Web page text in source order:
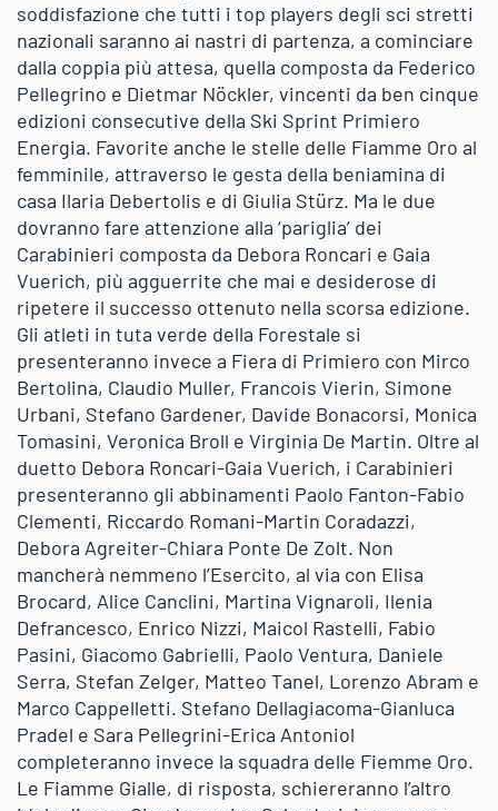
soddisfazione che tutti i top players degli sci stretti
nazionali saranno ai nastri di partenza, a cominciare
dalla coppia più attesa, quella composta da Federico
Pellegrino e Dietmar Nöckler, vincenti da ben cinque
edizioni consecutive della Ski Sprint Primiero
Energia. Favorite anche le stelle delle Fiamme Oro al
femminile, attraverso le gesta della beniamina di
casa Ilaria Debertolis e di Giulia Stürz. Ma le due
dovranno fare attenzione alla ‘pariglia’ dei
Carabinieri composta da Debora Roncari e Gaia
Vuerich, più agguerrite che mai e desiderose di
ripetere il successo ottenuto nella scorsa edizione.
Gli atleti in tuta verde della Forestale si
presenteranno invece a Fiera di Primiero con Mirco
Bertolina, Claudio Muller, Francois Vierin, Simone
Urbani, Stefano Gardener, Davide Bonacorsi, Monica
Tomasini, Veronica Broll e Virginia De Martin. Oltre al
duetto Debora Roncari-Gaia Vuerich, i Carabinieri
presenteranno gli abbinamenti Paolo Fanton-Fabio
Clementi, Riccardo Romani-Martin Coradazzi,
Debora Agreiter-Chiara Ponte De Zolt. Non
mancherà nemmeno l’Esercito, al via con Elisa
Brocard, Alice Canclini, Martina Vignaroli, Ilenia
Defrancesco, Enrico Nizzi, Maicol Rastelli, Fabio
Pasini, Giacomo Gabrielli, Paolo Ventura, Daniele
Serra, Stefan Zelger, Matteo Tanel, Lorenzo Abram e
Marco Cappelletti. Stefano Dellagiacoma-Gianluca
Pradel e Sara Pellegrini-Erica Antoniol
completeranno invece la squadra delle Fiemme Oro.
Le Fiamme Gialle, di risposta, schiereranno l’altro